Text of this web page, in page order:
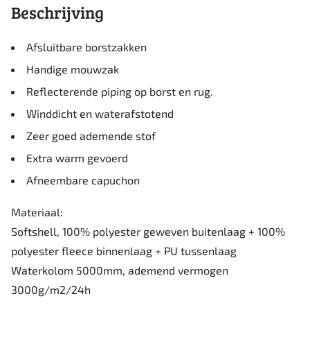
Beschrijving
Afsluitbare borstzakken
Handige mouwzak
Reflecterende piping op borst en rug.
Winddicht en waterafstotend
Zeer goed ademende stof
Extra warm gevoerd
Afneembare capuchon
Materiaal:
Softshell, 100% polyester geweven buitenlaag + 100%
polyester fleece binnenlaag + PU tussenlaag
Waterkolom 5000mm, ademend vermogen
3000g/m2/24h